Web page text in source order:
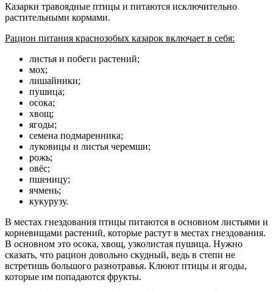
Казарки травоядные птицы и питаются исключительно
растительными кормами.
Рацион питания краснозобых казарок включает в себя:
листья и побеги растений;
мох;
лишайники;
пушица;
осока;
хвощ;
ягоды;
семена подмаренника;
луковицы и листья черемши;
рожь;
овёс;
пшеницу;
ячмень;
кукурузу.
В местах гнездования птицы питаются в основном листьями и
корневищами растений, которые растут в местах гнездования.
В основном это осока, хвощ, узколистая пушица. Нужно
сказать, что рацион довольно скудный, ведь в степи не
встретишь большого разнотравья. Клюют птицы и ягоды,
которые им попадаются фрукты.